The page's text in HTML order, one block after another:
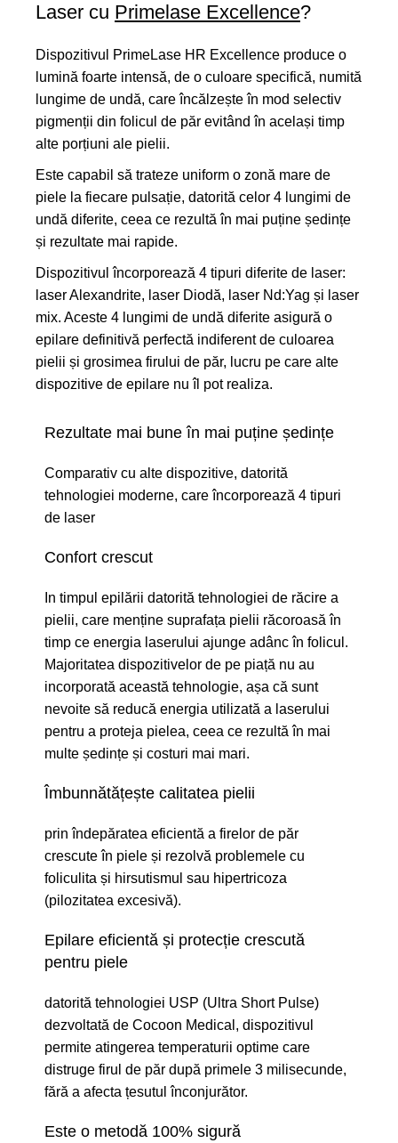
Laser cu Primelase Excellence?
Dispozitivul PrimeLase HR Excellence produce o
lumină foarte intensă, de o culoare specifică, numită
lungime de undă, care încălzește în mod selectiv
pigmenții din folicul de păr evitând în același timp
alte porțiuni ale pielii.
Este capabil să trateze uniform o zonă mare de
piele la fiecare pulsație, datorită celor 4 lungimi de
undă diferite, ceea ce rezultă în mai puține ședințe
și rezultate mai rapide.
Dispozitivul încorporează 4 tipuri diferite de laser:
laser Alexandrite, laser Diodă, laser Nd:Yag și laser
mix. Aceste 4 lungimi de undă diferite asigură o
epilare definitivă perfectă indiferent de culoarea
pielii și grosimea firului de păr, lucru pe care alte
dispozitive de epilare nu îl pot realiza.
Rezultate mai bune în mai puține ședințe
Comparativ cu alte dispozitive, datorită
tehnologiei moderne, care încorporează 4 tipuri
de laser
Confort crescut
In timpul epilării datorită tehnologiei de răcire a
pielii, care menține suprafața pielii răcoroasă în
timp ce energia laserului ajunge adânc în folicul.
Majoritatea dispozitivelor de pe piață nu au
incorporată această tehnologie, așa că sunt
nevoite să reducă energia utilizată a laserului
pentru a proteja pielea, ceea ce rezultă în mai
multe ședințe și costuri mai mari.
Îmbunnătățește calitatea pielii
prin îndepăratea eficientă a firelor de păr
crescute în piele și rezolvă problemele cu
foliculita și hirsutismul sau hipertricoza
(pilozitatea excesivă).
Epilare eficientă și protecție crescută
pentru piele
datorită tehnologiei USP (Ultra Short Pulse)
dezvoltată de Cocoon Medical, dispozitivul
permite atingerea temperaturii optime care
distruge firul de păr după primele 3 milisecunde,
fără a afecta țesutul înconjurător.
Este o metodă 100% sigură